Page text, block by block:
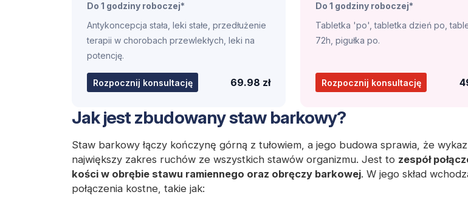
Do 1 godziny roboczej*
Antykoncepcja stała, leki stałe, przedłużenie
terapii w chorobach przewlekłych, leki na
potencję.
69.98 zł
Rozpocznij konsultację
Do 1 godziny roboczej*
Tabletka 'po', tabletka dzień po,
72h, pigułka po.
Rozpocznij konsultację
Jak jest zbudowany staw barkowy?
Staw barkowy łączy kończynę górną z tułowiem, a jego budowa sprawia, że
największy zakres ruchów ze wszystkich stawów organizmu. Jest to zespół
kości w obrębie stawu ramiennego oraz obręczy barkowej. W jego skład
połączenia kostne, takie jak: